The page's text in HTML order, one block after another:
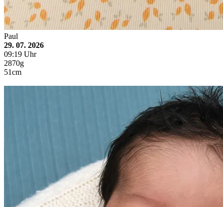
Paul
29. 07. 2026
09:19 Uhr
2870g
51cm